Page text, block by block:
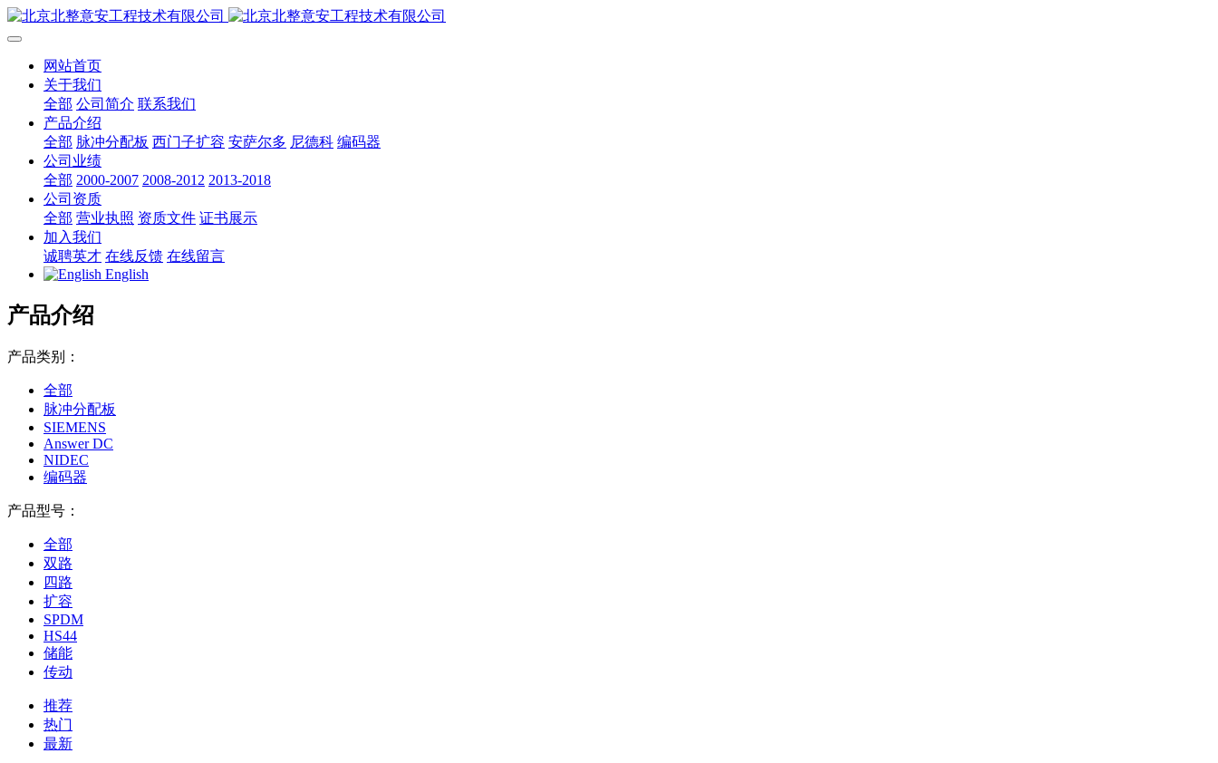
网站首页
关于我们
全部 公司简介 联系我们
产品介绍
全部 脉冲分配板 西门子扩容 安萨尔多 尼德科 编码器
公司业绩
全部 2000-2007 2008-2012 2013-2018
公司资质
全部 营业执照 资质文件 证书展示
加入我们
诚聘英才 在线反馈 在线留言
English
产品介绍
产品类别：
全部
脉冲分配板
SIEMENS
Answer DC
NIDEC
编码器
产品型号：
全部
双路
四路
扩容
SPDM
HS44
储能
传动
推荐
热门
最新